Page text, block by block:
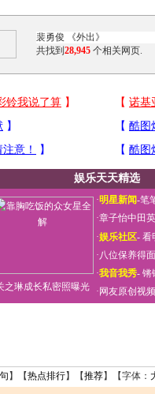
共找到 28,945 个相关网页.
娱乐天天精选
之琳成长私密照曝光
·明星新闻-笔
·章子怡中田
·娱乐社区- 看
·八位保养得
·我音我秀- 锵
· 网友原创视
】【热点排行】【推荐】【字体：